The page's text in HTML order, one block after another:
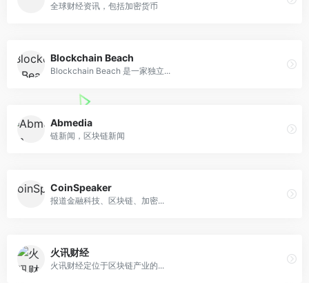
全球财经资讯，包括加密货币
Blockchain Beach
Blockchain Beach 是一家独立...
Abmedia
链新闻，区块链新闻
CoinSpeaker
报道金融科技、区块链、加密...
火讯财经
火讯财经定位于区块链产业的...